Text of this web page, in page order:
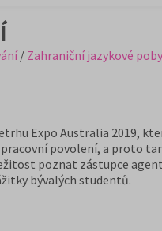
/ Zahraniční jazykové
Expo Australia 2019,
povolení, a proto
poznat zástupce
bývalých studentů.